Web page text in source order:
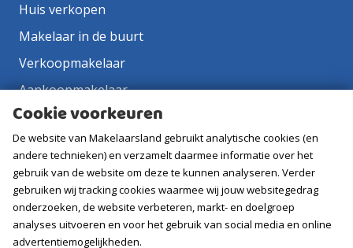
Huis verkopen
Makelaar in de buurt
Verkoopmakelaar
Aankoopmakelaar
Contact
Vacatures
Volg ons
Cookie voorkeuren
De website van Makelaarsland gebruikt analytische cookies (en
andere technieken) en verzamelt daarmee informatie over het
gebruik van de website om deze te kunnen analyseren. Verder
gebruiken wij tracking cookies waarmee wij jouw websitegedrag
onderzoeken, de website verbeteren, markt- en doelgroep
analyses uitvoeren en voor het gebruik van social media en online
advertentiemogelijkheden.